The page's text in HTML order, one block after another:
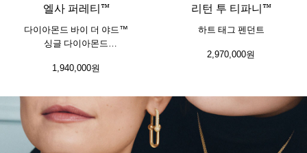
엘사 퍼레티™
다이아몬드 바이 더 야드™
싱글 다이아몬드
1,940,000원
리턴 투 티파니™
하트 태그 펜던트
2,970,000원